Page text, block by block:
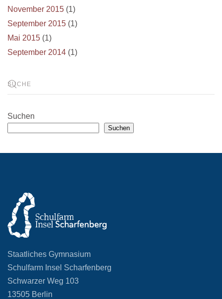
November 2015 (1)
September 2015 (1)
Mai 2015 (1)
September 2014 (1)
Suchen
Suchen
Staatliches Gymnasium
Schulfarm Insel Scharfenberg
Schwarzer Weg 103
13505 Berlin